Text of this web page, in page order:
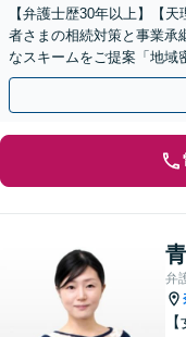
【弁護士歴30年以上】【
者さまの相続対策と事業承
なスキームをご提案「地域
サポートを実現／税理士・
弁